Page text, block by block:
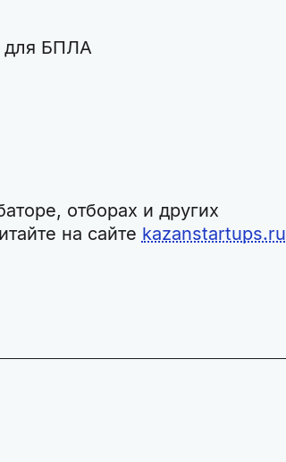
для БПЛА
отборах и других
на сайте kazanstartups.ru